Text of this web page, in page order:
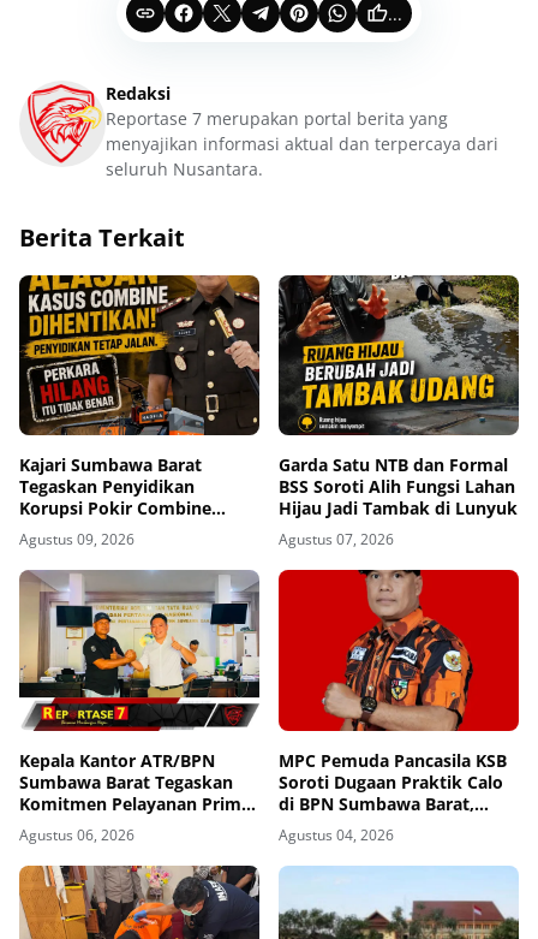
...
Redaksi
Reportase 7 merupakan portal berita yang
menyajikan informasi aktual dan terpercaya dari
seluruh Nusantara.
Berita Terkait
Kajari Sumbawa Barat
Tegaskan Penyidikan
Korupsi Pokir Combine
Tetap Berjalan, Agung: Tidak
Ada Alasan Kasus
Dihentikan
Agustus 09, 2026
Garda Satu NTB dan Formal
BSS Soroti Alih Fungsi Lahan
Hijau Jadi Tambak di Lunyuk
Agustus 07, 2026
Kepala Kantor ATR/BPN
Sumbawa Barat Tegaskan
Komitmen Pelayanan Prima
dan Buka Pintu Pengaduan
Masyarakat
Agustus 06, 2026
MPC Pemuda Pancasila KSB
Soroti Dugaan Praktik Calo
di BPN Sumbawa Barat,
Desak Evaluasi Total dan
Turun Tangan Aparat
Penegak Hukum
Agustus 04, 2026